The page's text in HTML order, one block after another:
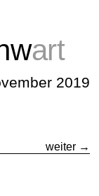
art
2019
weiter →